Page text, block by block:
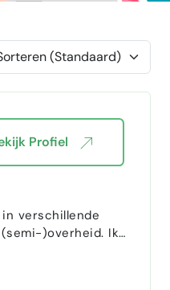
verschillende
)overheid. Ik
Profiel